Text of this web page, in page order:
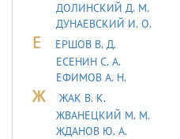
ДОЛИНСКИЙ Д. М.
ДУHАЕВСКИЙ И. О.
Е
ЕРШОВ В. Д.
ЕСЕНИН С. А.
ЕФИМОВ А. Н.
Ж
ЖАК В. К.
ЖВАНЕЦКИЙ М. М.
ЖДАНОВ Ю. А.